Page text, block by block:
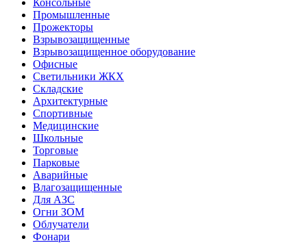
Промышленные
Прожекторы
Взрывозащищенные
Взрывозащищенное оборудование
Офисные
Cветильники ЖКХ
Складские
Архитектурные
Спортивные
Медицинские
Школьные
Торговые
Парковые
Аварийные
Влагозащищенные
Для АЗС
Огни ЗОМ
Облучатели
Фонари